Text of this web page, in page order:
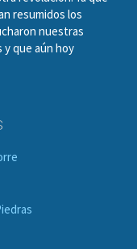
resumidos los
nuestras
que aún hoy